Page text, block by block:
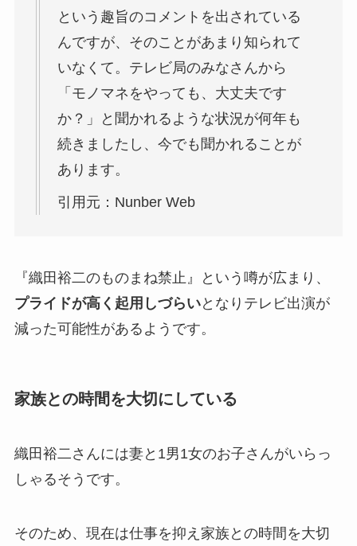
という趣旨のコメントを出されている
んですが、そのことがあまり知られて
いなくて。テレビ局のみなさんから
「モノマネをやっても、大丈夫です
か？」と聞かれるような状況が何年も
続きましたし、今でも聞かれることが
あります。
引用元：Nunber Web
『織田裕二のものまね禁止』という噂が広まり、
プライドが高く起用しづらいとなりテレビ出演が
減った可能性があるようです。
家族との時間を大切にしている
織田裕二さんには妻と1男1女のお子さんがいらっ
しゃるそうです。
そのため、現在は仕事を抑え家族との時間を大切